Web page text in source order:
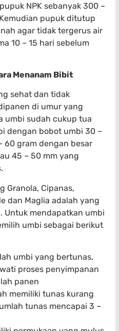
NPK sebanyak 300 –
pupuk ditutup
agar tidak tergerus air
10 – 15 hari sebelum
Menanam Bibit
sehat dan tidak
di umur yang
umbi sudah cukup tua
dengan bobot umbi 30 –
gram dengan besar
45 – 50 mm yang
Granola, Cipanas,
dan Maglia adalah yang
Untuk mendapatkan umbi
umbi sebagai berikut
umbi yang bertunas,
proses penyimpanan
panen
memiliki tunas kurang
tunas mencapai 3 –